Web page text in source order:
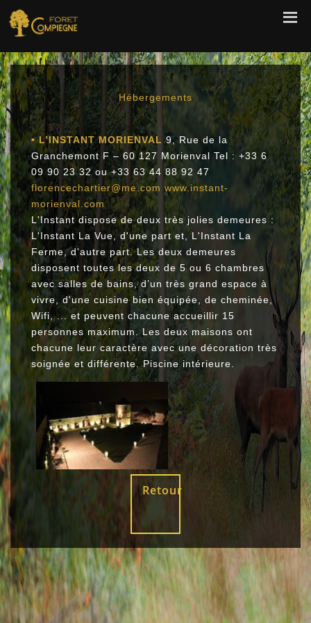
Hébergements
• L’INSTANT MORIENVAL9, Rue de la
Granchemont F – 60 127 Morienval Tel : +33 6
09 90 23 32 ou +33 63 44 88 92 47
florencechartier@me.com www.instant-
morienval.com
L'Instant dispose de deux très jolies demeures :
L'Instant La Vue, d'une part et, L'Instant La
Ferme, d'autre part. Les deux demeures
disposent toutes les deux de 5 ou 6 chambres
avec salles de bains, d’un très grand espace à
vivre, d'une cuisine bien équipée, de cheminée,
Wifi, ... et peuvent chacune accueillir 15
personnes maximum. Les deux maisons ont
chacune leur caractère avec une décoration très
soignée et différente. Piscine intérieure.
Retour